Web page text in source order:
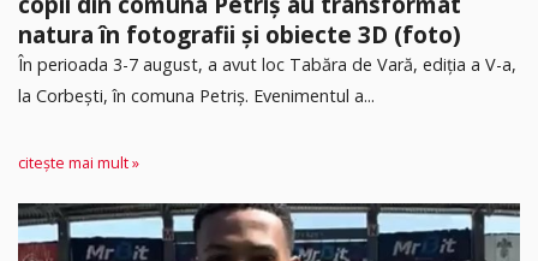
natura în fotografii și obiecte 3D (foto)
În perioada 3-7 august, a avut loc Tabăra de Vară, ediția a V-a,
la Corbești, în comuna Petriș. Evenimentul a...
citește mai mult »